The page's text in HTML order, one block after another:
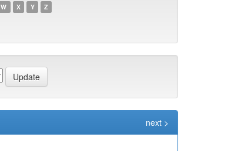
W X Y Z
next >